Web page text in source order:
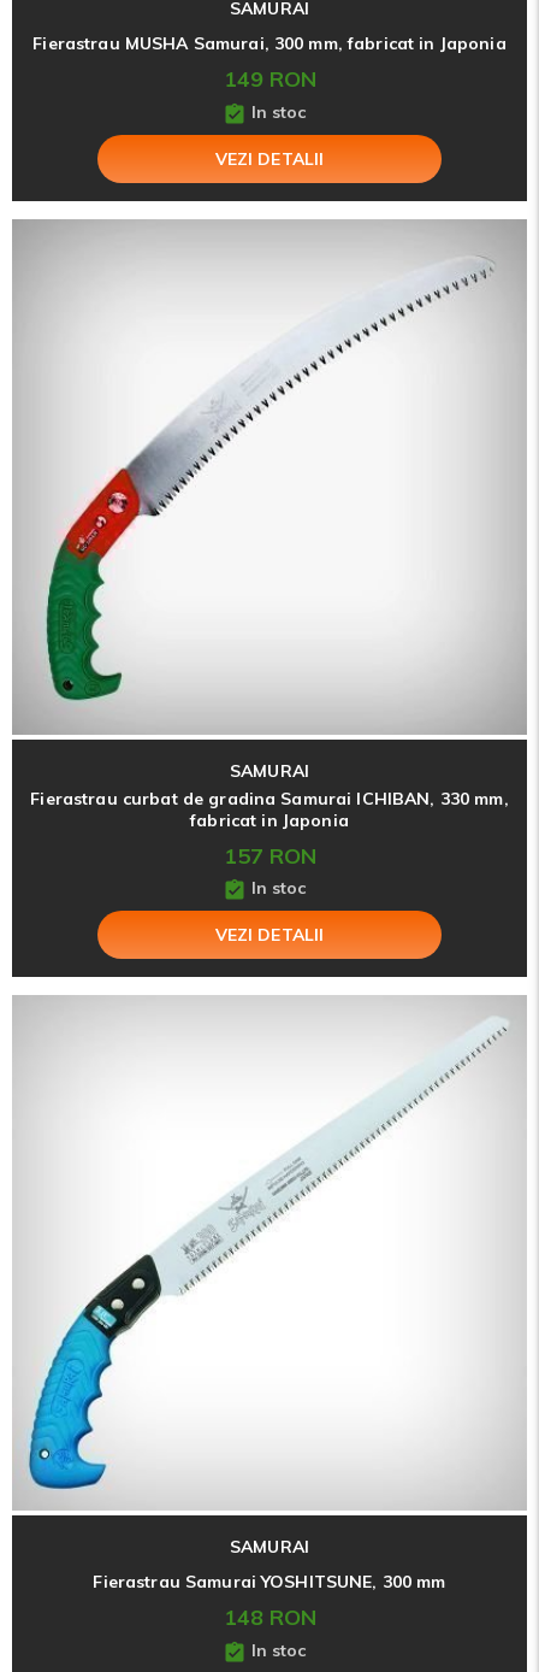
SAMURAI
Fierastrau MUSHA Samurai, 300 mm, fabricat in Japonia
149 RON
In stoc
VEZI DETALII
SAMURAI
Fierastrau curbat de gradina Samurai ICHIBAN, 330 mm,
fabricat in Japonia
157 RON
In stoc
VEZI DETALII
SAMURAI
Fierastrau Samurai YOSHITSUNE, 300 mm
148 RON
In stoc